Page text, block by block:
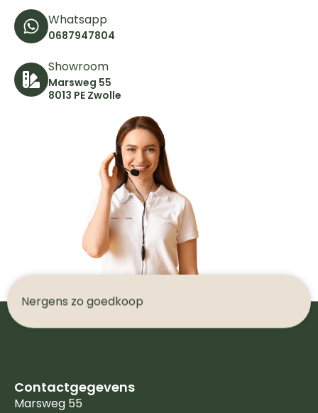
Whatsapp
0687947804
Showroom
Marsweg 55
8013 PE Zwolle
Nergens zo goedkoop
Contactgegevens
Marsweg 55